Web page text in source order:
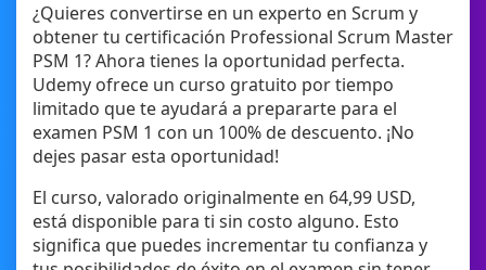
¿Quieres convertirse en un experto en Scrum y
obtener tu certificación Professional Scrum Master
PSM 1? Ahora tienes la oportunidad perfecta.
Udemy ofrece un curso gratuito por tiempo
limitado que te ayudará a prepararte para el
examen PSM 1 con un 100% de descuento. ¡No
dejes pasar esta oportunidad!
El curso, valorado originalmente en 64,99 USD,
está disponible para ti sin costo alguno. Esto
significa que puedes incrementar tu confianza y